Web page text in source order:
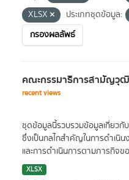
XLSX
ประเภทชุดข้อมูล:
กรองผลลัพธ์
คณะกรรมาธิการสามัญวุ
recent views
ชุดข้อมูลนี้รวบรวมข้อมูลเกี่ยว
ซึ่งเป็นกลไกสำคัญในการดำเ
และการดำเนินการตามภารกิจ
XLSX